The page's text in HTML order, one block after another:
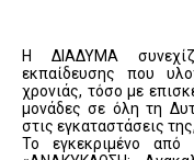
Η ΔΙΑΔΥΜΑ
εκπαίδευσης που
χρονιάς, τόσο με
μονάδες σε όλη τη
στις εγκαταστάσεις
Το εγκεκριμένο από